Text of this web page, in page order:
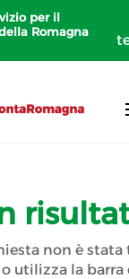
per il
Romagna
non è stata
utilizza la barra